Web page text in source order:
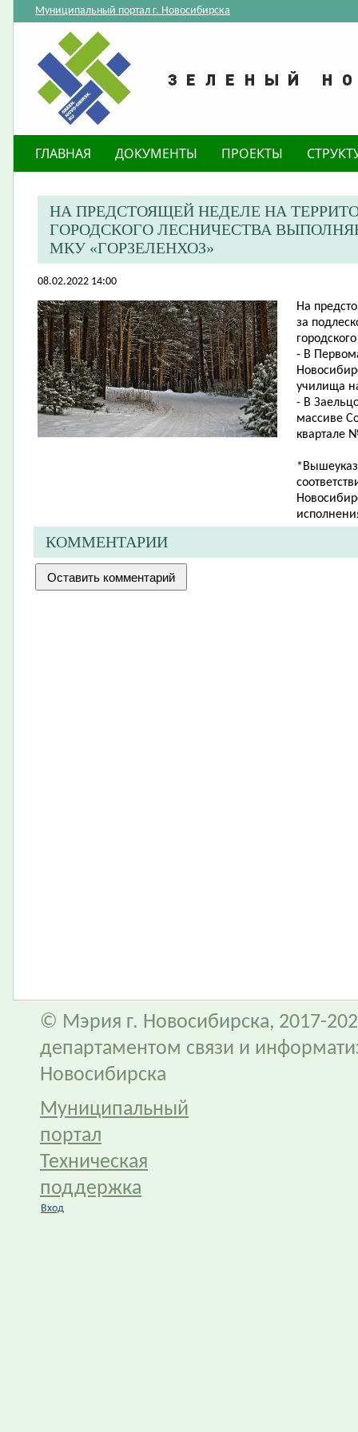
Муниципальный портал г. Новосибирска
ГЛАВНАЯ ДОКУМЕНТЫ ПРОЕКТЫ
НА ПРЕДСТОЯЩЕЙ НЕДЕЛЕ НА
ГОРОДСКОГО ЛЕСНИЧЕСТВА
МКУ «ГОРЗЕЛЕНХОЗ»
08.02.2022 14:00
На
за
- В
училища
- В
массиве
квартале
КОММЕНТАРИИ
© Мэрия г. Новосибирска, 2017-
департаментом связи и
Новосибирска
Муниципальный
портал
Техническая
поддержка
Вход